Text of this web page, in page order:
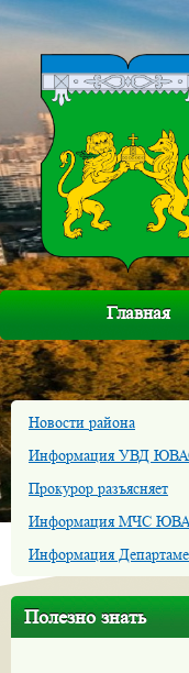
Главная
Новости района
Информация УВД
Прокурор разъясняет
Информация МЧС
Информация
Полезно знать